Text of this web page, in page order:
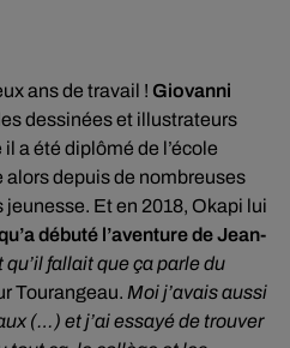
ans de travail ! Giovanni
dessinées et illustrateurs
a été diplômé de l’école
alors depuis de nombreuses
Et en 2018, Okapi lui
débuté l’aventure de Jean-
fallait que ça parle du
Tourangeau. Moi j’avais aussi
(…) et j’ai essayé de trouver